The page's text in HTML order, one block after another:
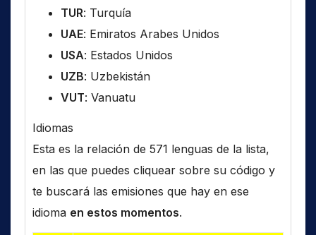
TUR: Turquía
UAE: Emiratos Arabes Unidos
USA: Estados Unidos
UZB: Uzbekistán
VUT: Vanuatu
Idiomas
Esta es la relación de 571 lenguas de la lista,
en las que puedes cliquear sobre su código y
te buscará las emisiones que hay en ese
idioma en estos momentos.